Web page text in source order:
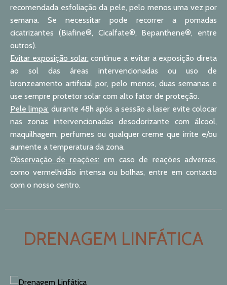
recomendada esfoliação da pele, pelo menos uma vez por
semana. Se necessitar pode recorrer a pomadas
cicatrizantes (Biafine®, Cicalfate®, Bepanthene®, entre
outros).
Evitar exposição solar: continue a evitar a exposição direta
ao sol das áreas intervencionadas ou uso de
bronzeamento artificial por, pelo menos, duas semanas e
use sempre protetor solar com alto fator de proteção.
Pele limpa: durante 48h após a sessão a laser evite colocar
nas zonas intervencionadas desodorizante com álcool,
maquilhagem, perfumes ou qualquer creme que irrite e/ou
aumente a temperatura da zona.
Observação de reações: em caso de reações adversas,
como vermelhidão intensa ou bolhas, entre em contacto
com o nosso centro.
DRENAGEM LINFÁTICA